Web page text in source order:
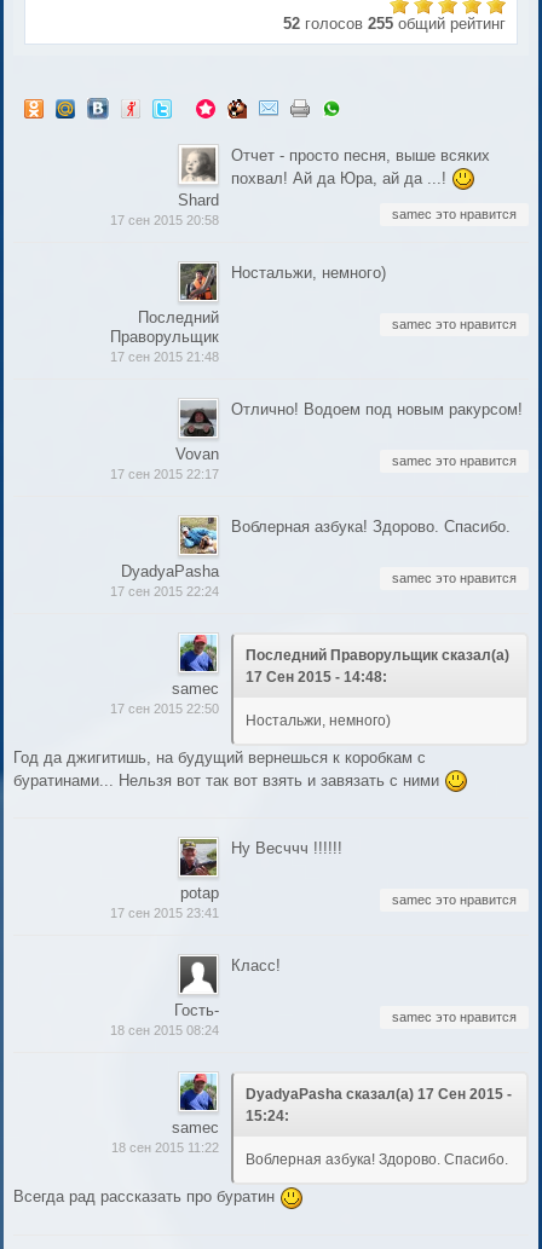
52 голосов 255 общий рейтинг
Shard
17 сен 2015 20:58
Отчет - просто песня, выше всяких
похвал! Ай да Юра, ай да ...!
samec это нравится
Последний
Праворульщик
17 сен 2015 21:48
Ностальжи, немного)
samec это нравится
Vovan
17 сен 2015 22:17
Отлично! Водоем под новым ракурсом!
samec это нравится
DyadyaPasha
17 сен 2015 22:24
Воблерная азбука! Здорово. Спасибо.
samec это нравится
samec
17 сен 2015 22:50
Последний Праворульщик сказал(а)
17 Сен 2015 - 14:48:
Ностальжи, немного)
Год да джигитишь, на будущий вернешься к коробкам с
буратинами... Нельзя вот так вот взять и завязать с ними
potap
17 сен 2015 23:41
Ну Весччч !!!!!!
samec это нравится
Гость-
18 сен 2015 08:24
Класс!
samec это нравится
samec
18 сен 2015 11:22
DyadyaPasha сказал(а) 17 Сен 2015 -
15:24:
Воблерная азбука! Здорово. Спасибо.
Всегда рад рассказать про буратин